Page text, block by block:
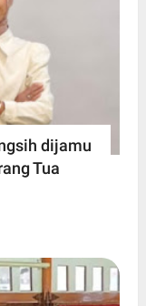
dijamu
Tua